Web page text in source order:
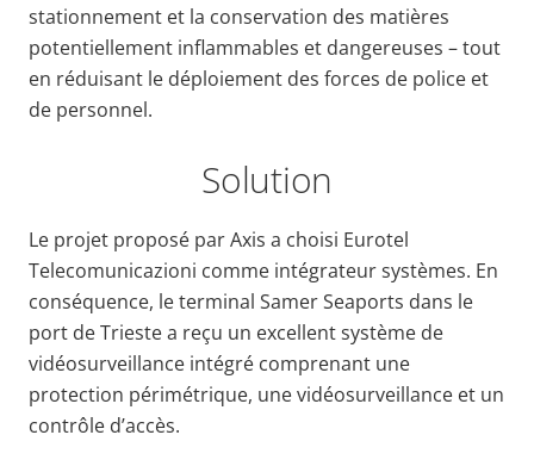
stationnement et la conservation des matières
potentiellement inflammables et dangereuses – tout
en réduisant le déploiement des forces de police et
de personnel.
Solution
Le projet proposé par Axis a choisi Eurotel
Telecomunicazioni comme intégrateur systèmes. En
conséquence, le terminal Samer Seaports dans le
port de Trieste a reçu un excellent système de
vidéosurveillance intégré comprenant une
protection périmétrique, une vidéosurveillance et un
contrôle d’accès.